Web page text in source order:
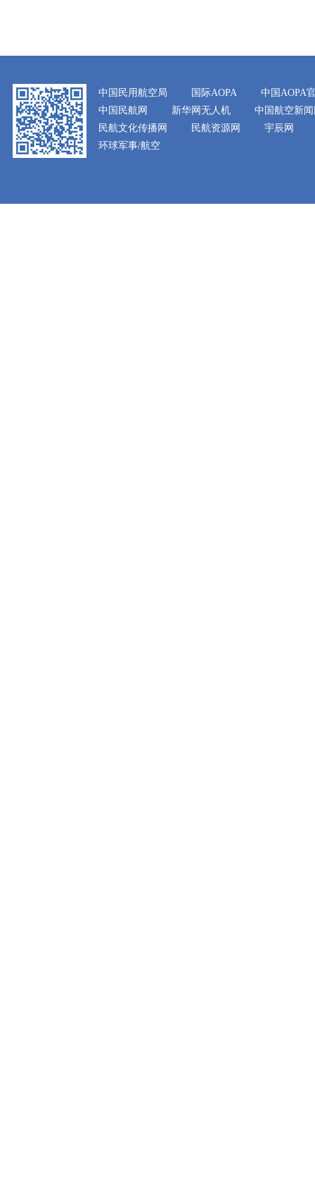
中国民用航空局 国际AOPA
中国AOPA
中国民航网
新华网无人机
中国航空新
民航文化传播网
民航资源网
宇辰网
环球军事/航空